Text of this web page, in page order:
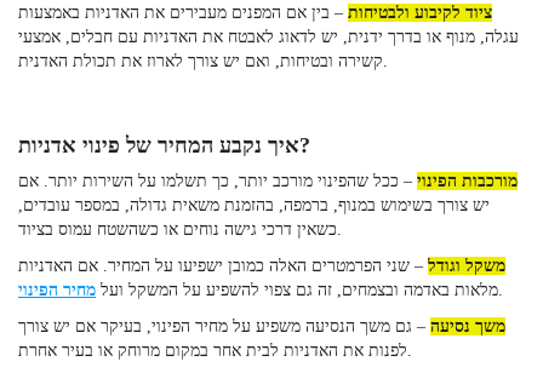
ציוד לקיבוע ולבטיחות – בין אם המפנים מעבירים את האדניות באמצעות
עגלה, מנוף או בדרך ידנית, יש לדאוג לאבטח את האדניות עם חבלים, אמצעי
איך נקבע המחיר של פינוי אדניות?
מורכבות הפינוי – ככל שהפינוי מורכב יותר, כך תשלמו על השירות יותר. אם
יש צורך בשימוש במנוף, ברמפה, בהזמנת משאית גדולה, במספר עובדים,
משקל וגודל – שני הפרמטרים האלה כמובן ישפיעו על המחיר. אם האדניות
מלאות באדמה ובצמחים, זה גם צפוי להשפיע על המשקל ועל מחיר הפינוי
משך נסיעה – גם משך הנסיעה משפיע על מחיר הפינוי, בעיקר אם יש צורך